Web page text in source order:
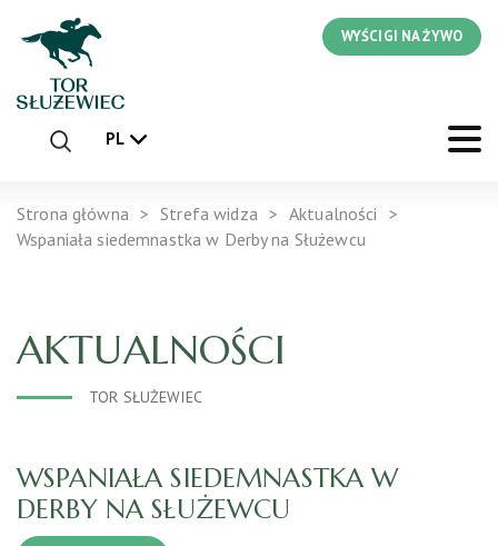
WYŚCIGI NA ŻYWO
PL
Strona główna Strefa widza
Aktualności
Wspaniała siedemnastka w Derby na Służewcu
AKTUALNOŚCI
TOR SŁUŻEWIEC
WSPANIAŁA SIEDEMNASTKA W
DERBY NA SŁUŻEWCU